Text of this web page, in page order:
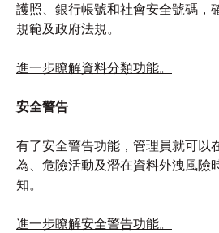
護照、銀行帳號和社會安全號碼，
規範及政府法規。
進一步瞭解資料分類功能。
安全警告
有了安全警告功能，管理員就可以
為、危險活動及潛在資料外洩風險
知。
進一步瞭解安全警告功能。